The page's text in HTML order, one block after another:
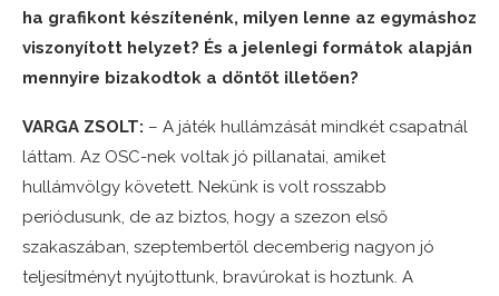
ha grafikont készítenénk, milyen lenne az egymáshoz
viszonyított helyzet? És a jelenlegi formátok alapján
mennyire bizakodtok a döntőt illetően?
VARGA ZSOLT: – A játék hullámzását mindkét csapatnál
láttam. Az OSC-nek voltak jó pillanatai, amiket
hullámvölgy követett. Nekünk is volt rosszabb
periódusunk, de az biztos, hogy a szezon első
szakaszában, szeptembertől decemberig nagyon jó
teljesítményt nyújtottunk, bravúrokat is hoztunk. A